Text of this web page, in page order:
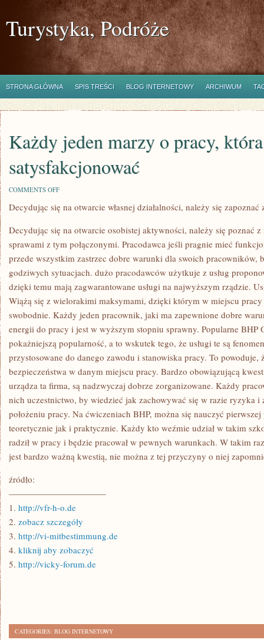
Turystyka, Podróże
STRONA GŁÓWNA SPIS TREŚCI BLOG INTERNETOWY ARCHIWUM
Każdy jeden marzy o pracy,
satysfakcjonować
COMMENTS OFFON
JEDEN
MARZY
PRACY,
KTÓRA
BĘDZIE
GO
SATYSFAKCJONOWAĆ
Decydując się na otwarcie własnej działalności, należy się
Decydując się na otwarcie osobistej aktywności, należy się poznać
sprawami z tym połączonymi. Pracodawca jeśli pragnie mieć
przede wszystkim zastrzec dobre warunki dla swoich pracowników,
godziwych sytuacjach. dużo pracodawców użytkuje z usług
dzięki temu mają zagwarantowane usługi na najwyższym rządzie.
Wiążą się z wielorakimi maksymami, dzięki którym w miejscu
swobodnie. Każdy jeden pracownik, jaki ma zapewnione dobre
energii do pracy i jest w wyższym stopniu sprawny. Popularne BHP
pokażniejszą popularność, a to wskutek tego, że usługi te są
przystosowane do danego zawodu i stanowiska pracy. To powoduje,
bezpieczeństwa w danym miejscu pracy. Bardzo obowiązującą
urządza ta firma, są nadzwyczaj dobrze zorganizowane. Każdy
nich uczestnictwo, by wiedzieć jak zachowywać się w razie ryzyka i
położeniu pracy. Na ćwiczeniach BHP, można się nauczyć
teoretycznie jak i praktycznie. Każdy kto weźmie udział w takim
radził w pracy i będzie pracował w pewnych warunkach. W takim
jest bardzo ważną kwestią, nie można z tej przyczyny o niej
źródło:
———————————
1. http://vfr-h-o.de
2. zobacz szczegóły
3. http://vi-mitbestimmung.de
4. kliknij aby zobaczyć
5. http://vicky-forum.de
CATEGORIES: BLOG INTERNETOWY